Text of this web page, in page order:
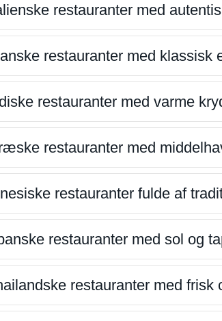
restauranter med
restauranter med klassisk
restauranter med varme
restauranter med
restauranter fulde af
restauranter med sol og
restauranter med frisk